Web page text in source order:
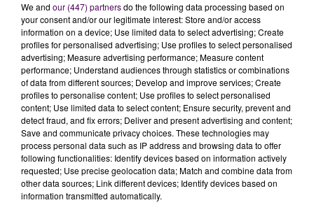
Cependant,toutes les méthodes contraceptives ne
seront pas concernées par cette prise en charge
100% de l’Assurance maladie, ce que regrette Sarah
Kherbouche-Sassi :"Pour l’anneau vaginal, le patch
contraceptif, l’implant, il faut une part mutuelle qui
est quand même assez importante, alors que les
jeunes majeurs n’en ont pas forcément ou sont sur
celle de leurs parents".Le Planning familial milite
donc pour une extensionde la mesure aux moyens
précédemment cités, et plus globalement pour une
prise en charge généralisée,visant toutes les
femmesâgées de plus de 25 ans.
We and our (447) partnersdo the following data processing based on
your consent and/or our legitimate interest: Store and/or access
information on a device; Use limited data to select advertising; Create
profiles for personalised advertising; Use profiles to select personalised
advertising; Measure advertising performance; Measure content
performance; Understand audiences through statistics or combinations
of data from different sources; Develop and improve services; Create
profiles to personalise content; Use profiles to select personalised
content; Use limited data to select content; Ensure security, prevent and
detect fraud, and fix errors; Deliver and present advertising and content;
Save and communicate privacy choices. These technologies may
process personal data such as IP address and browsing data to offer
following functionalities: Identify devices based on information actively
requested; Use precise geolocation data; Match and combine data from
other data sources; Link different devices; Identify devices based on
information transmitted automatically.